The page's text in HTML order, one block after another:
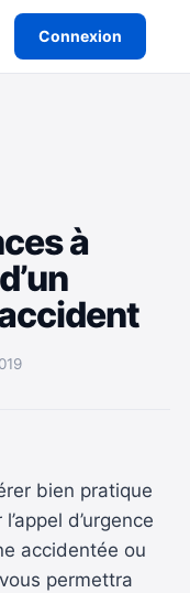
Connexion
à
bien pratique
d’urgence
accidentée ou
permettra